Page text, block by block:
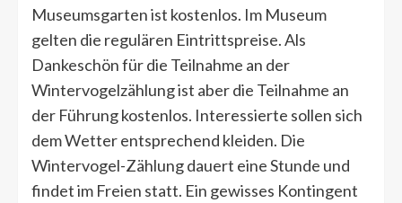
Museumsgarten ist kostenlos. Im Museum
gelten die regulären Eintrittspreise. Als
Dankeschön für die Teilnahme an der
Wintervogelzählung ist aber die Teilnahme an
der Führung kostenlos. Interessierte sollen sich
dem Wetter entsprechend kleiden. Die
Wintervogel-Zählung dauert eine Stunde und
findet im Freien statt. Ein gewisses Kontingent